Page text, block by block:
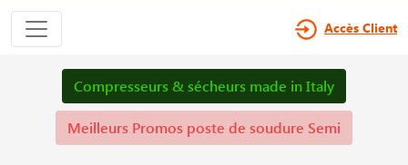
Accès Client
Compresseurs & sécheurs made in Italy
Meilleurs Promos poste de soudure Semi